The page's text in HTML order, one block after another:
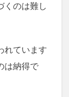
くのは難し
れています
は納得で